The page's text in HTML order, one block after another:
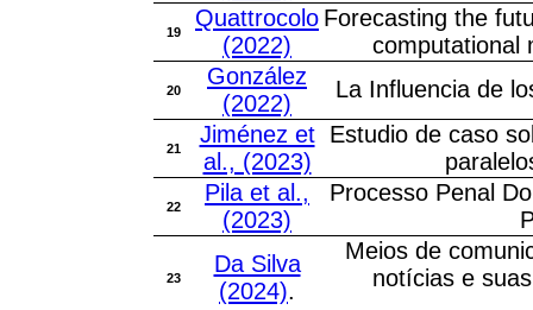
19
Quattrocolo
(2022)
Forecasting the
computational
20
González
(2022)
La Influencia de
21
Jiménez et
al., (2023)
Estudio de caso
22
Pila et al.,
(2023)
Processo Penal
23
Da Silva
(2024).
Meios de
notícias e